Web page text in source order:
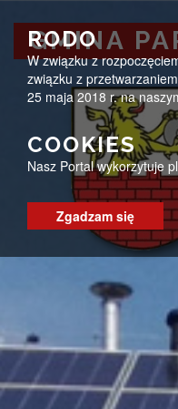
RODO
W związku z
związku z
25 maja 2018 r. na
COOKIES
Nasz Portal wykorzytuje
Zgadzam się
GMINA
GMINA